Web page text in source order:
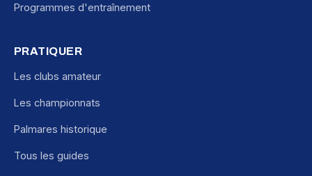
Programmes d'entraînement
PRATIQUER
Les clubs amateur
Les championnats
Palmares historique
Tous les guides